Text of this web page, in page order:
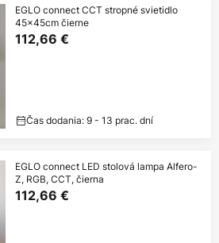
EGLO connect CCT stropné svietidlo
45x45cm čierne
112,66 €
Čas dodania: 9 - 13 prac. dní
EGLO connect LED stolová lampa Alfero-
Z, RGB, CCT, čierna
112,66 €